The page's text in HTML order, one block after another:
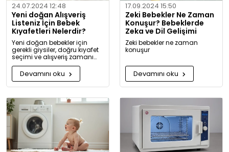
24.07.2024 12:48
Yeni doğan Alışveriş
Listeniz İçin Bebek
Kıyafetleri Nelerdir?
Yeni doğan bebekler için
gerekli giysiler, doğru kıyafet
seçimi ve alışveriş zamanı
hakkında kapsamlı bilgiler ve
tavsiyeler.
Devamını oku
17.09.2024 15:50
Zeki Bebekler Ne Zaman
Konuşur? Bebeklerde
Zeka ve Dil Gelişimi
Zeki bebekler ne zaman
konuşur
Devamını oku